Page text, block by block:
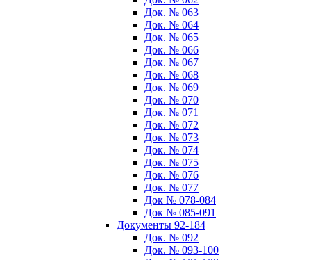
Док. № 063
Док. № 064
Док. № 065
Док. № 066
Док. № 067
Док. № 068
Док. № 069
Док. № 070
Док. № 071
Док. № 072
Док. № 073
Док. № 074
Док. № 075
Док. № 076
Док. № 077
Док № 078-084
Док № 085-091
Документы 92-184
Док. № 092
Док. № 093-100